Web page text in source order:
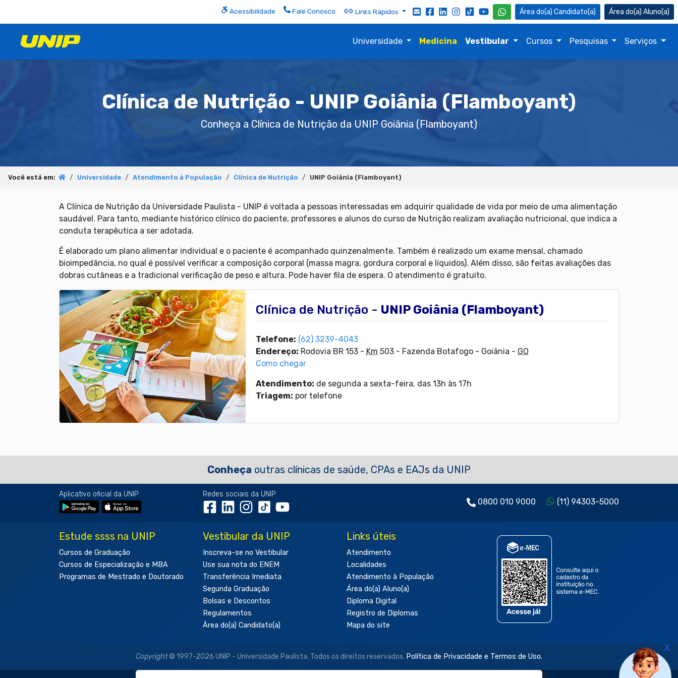
Acessibilidade Fale Conosco Links Rápidos Candidato(a) Aluno(a)
Universidade Medicina Vestibular Cursos Pesquisas Serviços
Clínica de Nutrição - UNIP Goiânia (Flamboyant)
Conheça a Clínica de Nutrição da UNIP Goiânia (Flamboyant)
Você está em: Universidade Atendimento à População Clínica de Nutrição UNIP Goiânia (Flamboyant)
A Clínica de Nutrição da Universidade Paulista - UNIP é voltada a pessoas interessadas em adquirir qualidade de vida por meio de uma alimentação
saudável. Para tanto, mediante histórico clínico do paciente, professores e alunos do curso de Nutrição realizam avaliação nutricional, que indica a
conduta terapêutica a ser adotada.
É elaborado um plano alimentar individual e o paciente é acompanhado quinzenalmente. Também é realizado um exame mensal, chamado
bioimpedância, no qual é possível verificar a composição corporal (massa magra, gordura corporal e líquidos). Além disso, são feitas avaliações das
dobras cutâneas e a tradicional verificação de peso e altura. Pode haver fila de espera. O atendimento é gratuito.
Clínica de Nutrição - UNIP Goiânia (Flamboyant)
Telefone: (62) 3239-4043
Endereço: Rodovia BR 153 - Km 503 - Fazenda Botafogo - Goiânia - GO
Como chegar
Atendimento: de segunda a sexta-feira, das 13h às 17h
Triagem: por telefone
Conheça outras clínicas de saúde, CPAs e EAJs da UNIP
Aplicativo oficial da UNIP Redes sociais da UNIP
0800 010 9000 (11) 94303-5000
Estude ssss na UNIP
Cursos de Graduação
Cursos de Especialização e MBA
Programas de Mestrado e Doutorado
Vestibular da UNIP
Inscreva-se no Vestibular
Use sua nota do ENEM
Transferência Imediata
Segunda Graduação
Bolsas e Descontos
Regulamentos
Área do(a) Candidato(a)
Links úteis
Atendimento
Localidades
Atendimento à População
Área do(a) Aluno(a)
Diploma Digital
Registro de Diplomas
Mapa do site
Copyright© 1997-2026 UNIP - Universidade Paulista. Todos os direitos reservados. Política de Privacidade e Termos de Uso.
X